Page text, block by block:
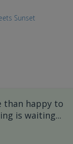
Sunset
than happy to
is waiting...